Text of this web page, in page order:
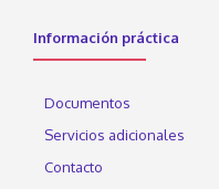
Información práctica
Documentos
Servicios adicionales
Contacto